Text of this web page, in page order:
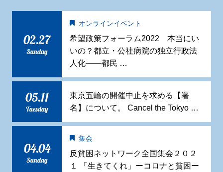
02.27
Sunday
オンラインイベント
希望政策フォーラム2022 本当にい
いの？都立・公社病院の独立行政法
人化——都民 …
05.11
Tuesday
東京五輪の開催中止を求める【署
名】について。 Cancel the Tokyo …
04.04
Sunday
集会
反貧困ネットワーク全国集会２０２
１ 「生きてくれ」ーコロナと貧困ー